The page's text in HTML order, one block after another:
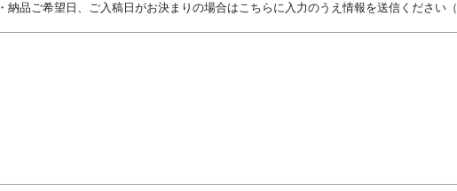
・納品ご希望日、ご入稿日がお決まりの場合はこちらに入力のうえ情報を送信ください